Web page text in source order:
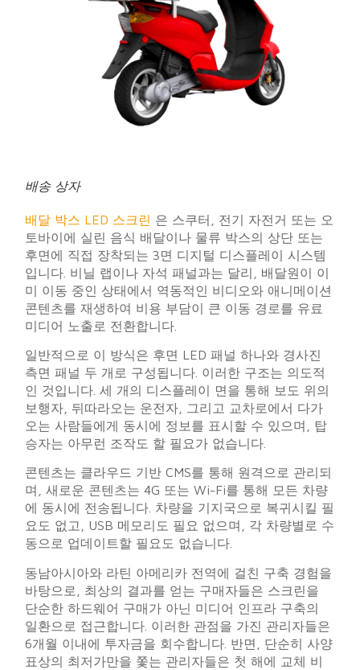
배송 상자
배달 박스 LED 스크린 은 스쿠터, 전기 자전거 또는 오
토바이에 실린 음식 배달이나 물류 박스의 상단 또는
후면에 직접 장착되는 3면 디지털 디스플레이 시스템
입니다. 비닐 랩이나 자석 패널과는 달리, 배달원이 이
미 이동 중인 상태에서 역동적인 비디오와 애니메이션
콘텐츠를 재생하여 비용 부담이 큰 이동 경로를 유료
미디어 노출로 전환합니다.
일반적으로 이 방식은 후면 LED 패널 하나와 경사진
측면 패널 두 개로 구성됩니다. 이러한 구조는 의도적
인 것입니다. 세 개의 디스플레이 면을 통해 보도 위의
보행자, 뒤따라오는 운전자, 그리고 교차로에서 다가
오는 사람들에게 동시에 정보를 표시할 수 있으며, 탑
승자는 아무런 조작도 할 필요가 없습니다.
콘텐츠는 클라우드 기반 CMS를 통해 원격으로 관리되
며, 새로운 콘텐츠는 4G 또는 Wi-Fi를 통해 모든 차량
에 동시에 전송됩니다. 차량을 기지국으로 복귀시킬 필
요도 없고, USB 메모리도 필요 없으며, 각 차량별로 수
동으로 업데이트할 필요도 없습니다.
동남아시아와 라틴 아메리카 전역에 걸친 구축 경험을
바탕으로, 최상의 결과를 얻는 구매자들은 스크린을
단순한 하드웨어 구매가 아닌 미디어 인프라 구축의
일환으로 접근합니다. 이러한 관점을 가진 관리자들은
6개월 이내에 투자금을 회수합니다. 반면, 단순히 사양
표상의 최저가만을 쫓는 관리자들은 첫 해에 교체 비